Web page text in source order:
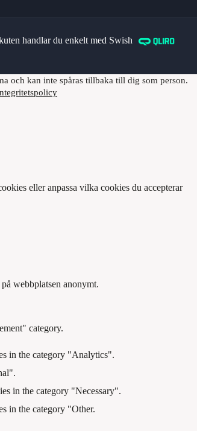
och kan inte spåras tillbaka till dig som person.
eller anpassa vilka cookies du accepterar
webbplatsen anonymt.
category.
in the category "Analytics".
in the category "Necessary".
in the category "Other.